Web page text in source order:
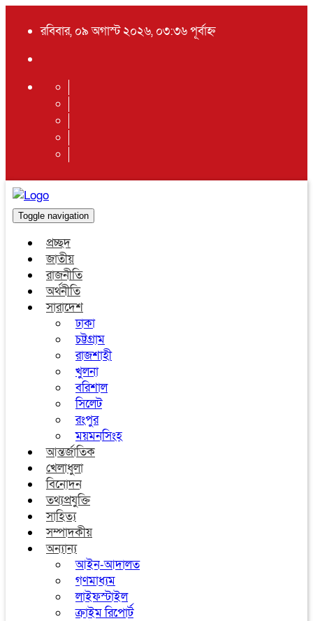
রবিবার, ০৯ অগাস্ট ২০২৬, ০৩:৩৬ পূর্বাহ্ন
Toggle navigation
প্রচ্ছদ
জাতীয়
রাজনীতি
অর্থনীতি
সারাদেশ
ঢাকা
চট্টগ্রাম
রাজশাহী
খুলনা
বরিশাল
সিলেট
রংপুর
ময়মনসিংহ
আন্তর্জাতিক
খেলাধুলা
বিনোদন
তথ্যপ্রযুক্তি
সাহিত্য
সম্পাদকীয়
অন্যান্য
আইন-আদালত
গণমাধ্যম
লাইফস্টাইল
ক্রাইম রিপোর্ট